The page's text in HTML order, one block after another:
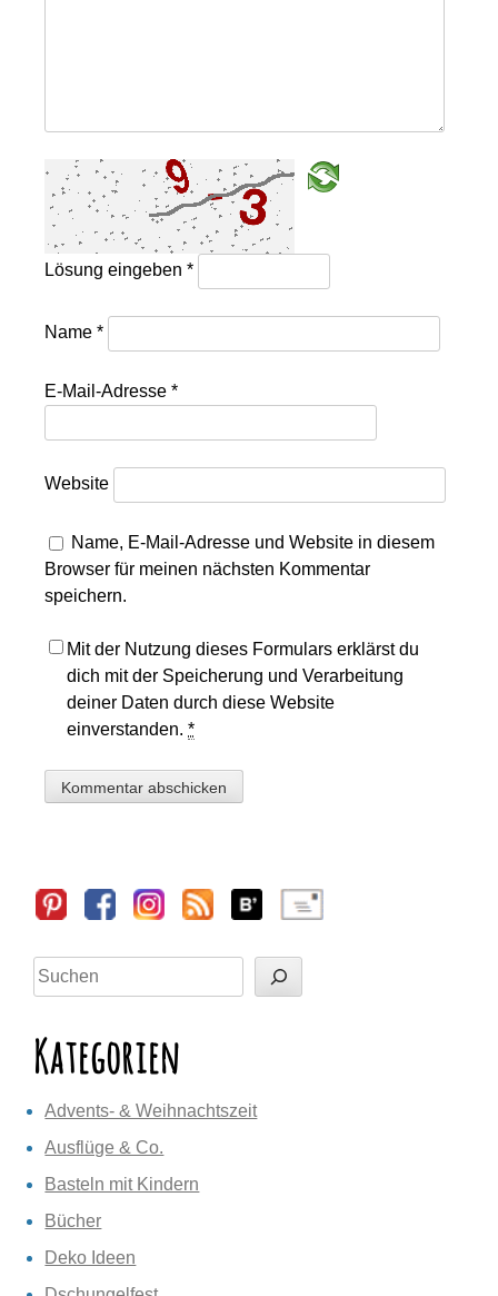
Lösung eingeben*
Name*
E-Mail-Adresse*
Website
Name, E-Mail-Adresse und Website in diesem
Browser für meinen nächsten Kommentar
speichern.
Mit der Nutzung dieses Formulars erklärst du
dich mit der Speicherung und Verarbeitung
deiner Daten durch diese Website
einverstanden.*
Sidebar
Suchen
Kategorien
Advents- & Weihnachtszeit
Ausflüge & Co.
Basteln mit Kindern
Bücher
Deko Ideen